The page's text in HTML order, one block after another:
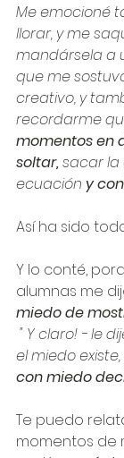
Me emocioné
llorar, y me
mandársela a
que me
creativo, y
recordarme
momentos en
soltar, sacar la
ecuación y
Así ha sido
Y lo conté,
alumnas me
miedo de
" Y claro! - le
el miedo existe,
con miedo
Te puedo
momentos de